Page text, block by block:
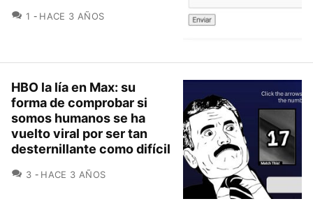
1 COMENTARIOS
HACE 3 AÑOS
HBO la lía en Max: su
forma de comprobar si
somos humanos se ha
vuelto viral por ser tan
desternillante como difícil
3 COMENTARIOS
HACE 3 AÑOS